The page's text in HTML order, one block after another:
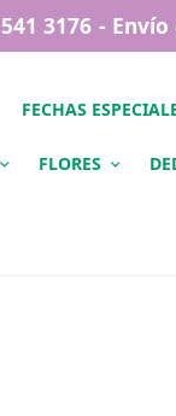
541 3176 -
FECHAS
FLORES